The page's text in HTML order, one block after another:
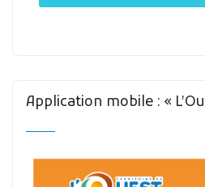
Application mobile : «